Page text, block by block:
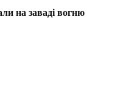
на заваді вогню